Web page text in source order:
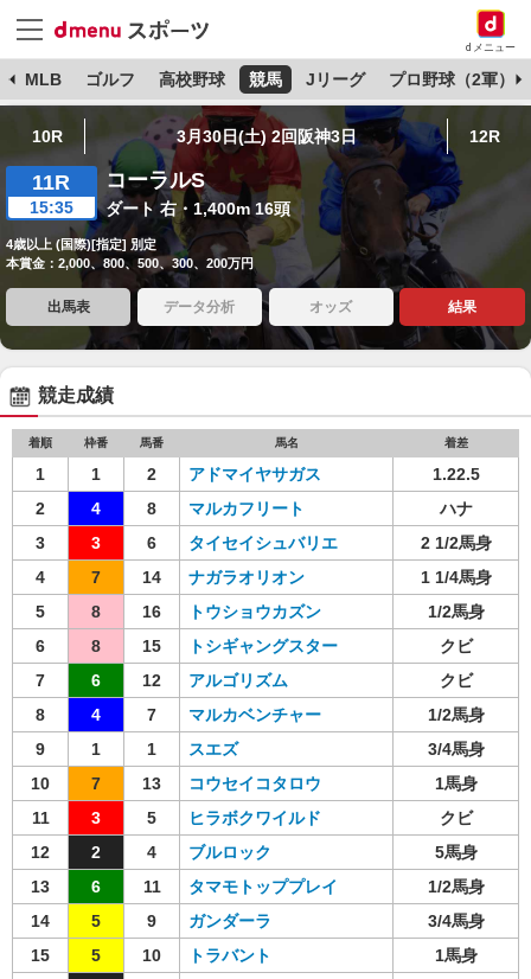
dメニュー
MLB ゴルフ 高校野球 競馬 Jリーグ プロ野球（2軍）
10R 3月30日(土) 2回阪神3日 12R
11R
15:35
コーラルS
ダート 右・1,400m 16頭
4歳以上 (国際)[指定] 別定
本賞金：2,000、800、500、300、200万円
出馬表 データ分析 オッズ 結果
競走成績
着順 枠番 馬番 馬名 着差
1 1 2 アドマイヤサガス
1.22.5
2
4 8 マルカフリート
ハナ
3
3 6 タイセイシュバリエ
2 1/2馬身
4
7 14 ナガラオリオン
1 1/4馬身
5
8 16 トウショウカズン
1/2馬身
6
8 15 トシギャングスター
クビ
7
6 12 アルゴリズム
クビ
8
4 7 マルカベンチャー
1/2馬身
9
1 1 スエズ
3/4馬身
10
7 13 コウセイコタロウ
1馬身
11
3 5 ヒラボクワイルド
クビ
12
2 4 ブルロック
5馬身
13
6 11 タマモトッププレイ
1/2馬身
14
5 9 ガンダーラ
3/4馬身
15
5 10 トラバント
1馬身